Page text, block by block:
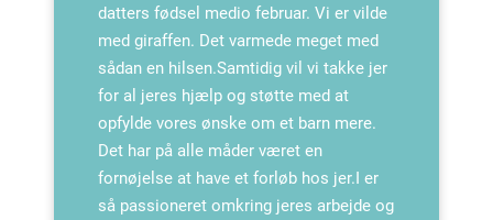
datters fødsel medio februar. Vi er vilde
med giraffen. Det varmede meget med
sådan en hilsen.Samtidig vil vi takke jer
for al jeres hjælp og støtte med at
opfylde vores ønske om et barn mere.
Det har på alle måder været en
fornøjelse at have et forløb hos jer.I er
så passioneret omkring jeres arbejde og